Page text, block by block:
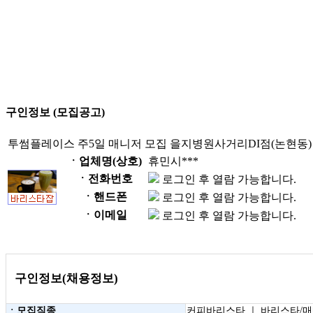
구인정보 (모집공고)
투썸플레이스 주5일 매니저 모집 을지병원사거리DI점(논현동)
ㆍ업체명(상호) 휴민시***
ㆍ전화번호
로그인 후 열람 가능합니다.
ㆍ핸드폰
로그인 후 열람 가능합니다.
ㆍ이메일
로그인 후 열람 가능합니다.
구인정보(채용정보)
ㆍ모집직종
커피바리스타 ｜ 바리스타/